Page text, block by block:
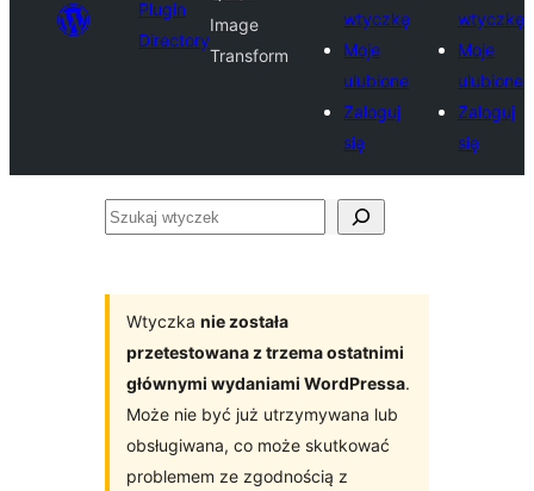
Plugin
Directory
Image
Transform
wtyczkę
Moje
ulubione
Zaloguj
się
wtyczkę
Moje
ulubione
Zaloguj
się
Szukaj
Wtyczka nie została
przetestowana z trzema ostatnimi
głównymi wydaniami WordPressa.
Może nie być już utrzymywana lub
obsługiwana, co może skutkować
problemem ze zgodnością z